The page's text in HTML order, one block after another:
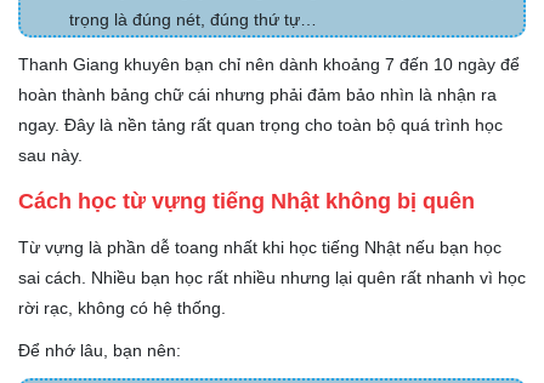
trọng là đúng nét, đúng thứ tự…
Thanh Giang khuyên bạn chỉ nên dành khoảng 7 đến 10 ngày để
hoàn thành bảng chữ cái nhưng phải đảm bảo nhìn là nhận ra
ngay. Đây là nền tảng rất quan trọng cho toàn bộ quá trình học
sau này.
Cách học từ vựng tiếng Nhật không bị quên
Từ vựng là phần dễ toang nhất khi học tiếng Nhật nếu bạn học
sai cách. Nhiều bạn học rất nhiều nhưng lại quên rất nhanh vì học
rời rạc, không có hệ thống.
Để nhớ lâu, bạn nên: